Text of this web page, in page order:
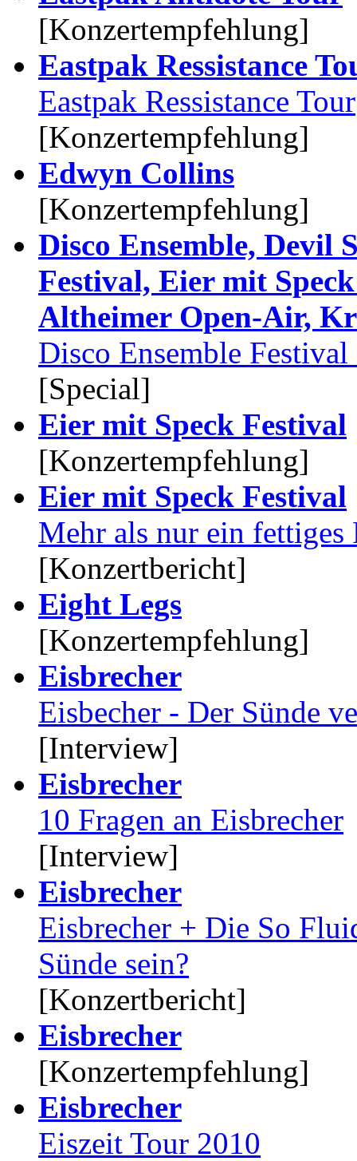
[Konzertempfehlung]
Eastpak Ressistance
Eastpak Ressistance Tour
[Konzertempfehlung]
Edwyn Collins
[Konzertempfehlung]
Disco Ensemble, Devil
Festival, Eier mit
Altheimer Open-Air,
Disco Ensemble
[Special]
Eier mit Speck Festival
[Konzertempfehlung]
Eier mit Speck Festival
Mehr als nur ein fettiges
[Konzertbericht]
Eight Legs
[Konzertempfehlung]
Eisbrecher
Eisbecher - Der Sünde
[Interview]
Eisbrecher
10 Fragen an Eisbrecher
[Interview]
Eisbrecher
Eisbrecher + Die So
Sünde sein?
[Konzertbericht]
Eisbrecher
[Konzertempfehlung]
Eisbrecher
Eiszeit Tour 2010